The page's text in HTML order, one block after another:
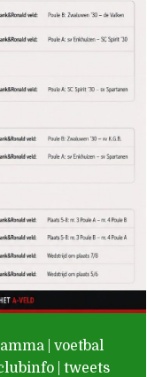
voetbal
tweets